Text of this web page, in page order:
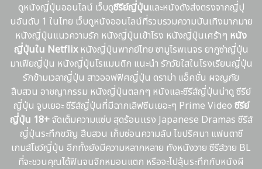
ดูหนังญี่ปุ่นออนไลน์ เว็บดูซีรีย์ญี่ปุ่นและหนังดังส่งตรงจากญี่ปุ
นอันดับ 1 ในไทย เว็บดูหนังออนไลน์ที่รวบรวมความบันเทิงมากมาย
หนังญี่ปุ่นแนวความรัก หนังญี่ปุ่นเข้าโรง หนังญี่ปุ่นเศร้าๆ หนัง
ญี่ปุ่นใน Netflixหนังญี่ปุ่นพากย์ไทย ซามูไรพเนจร ยากูซ่าญี่ปุ่น
มาเฟียญี่ปุ่น หนังญี่ปุ่นโรแมนติก แนะนํา รักวัยใสในโรงเรียนญี่ปุ่น
รักข้ามเวลาญี่ปุ่น สาวออฟฟิศญี่ปุ่น ดราม่า แอ็คชั่น ผจญภัย
สืบสวน อาชญากรรม หนังญี่ปุ่นตลกๆ หนังและซีรีส์ญี่ปุ่นน่าดู ซีรีย์
ญี่ปุ่น จูบเยอะ ซีรีส์ญี่ปุ่นที่มีฉากเลิฟซีนเยอะๆ Prime Video ซีรีย์
ญี่ปุ่น 18+จัดเต็มความแซ่บ สุดร้อนเเรง Japanese Dramas ซีรีส์
ญี่ปุ่นระทึกขวัญ สืบสวน เก็บซ่อนความลับ ไขปริศนา แฟนตาซี
เกมส์โชว์ญี่ปุ่น อีกทั้งยังมีความหลากหลาย ทังหนังวาย ซีรีส์วาย BL
ที่จะชวนคุณได้ฟินจนจิกหมอนแตก หรือจะไปลุ้นระทึกกับหนังผี